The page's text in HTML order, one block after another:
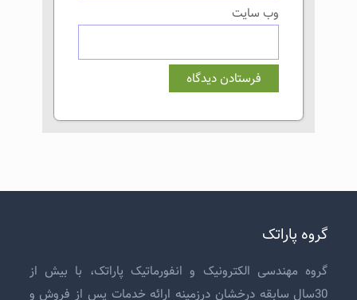
وب‌ سایت
گروه پاراتک
گروه مهندسی الکترونیک و انفورماتیک پاراتک، با بیش از
30سال سابقه درخشان درزمینه ارائه خدمات پس از فروش و